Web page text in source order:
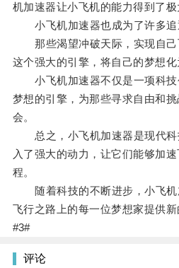
机加速器让小飞机的能力得到了极
小飞机加速器也成为了许多追
那些渴望冲破天际，实现自己
这个强大的引擎，将自己的梦想化
小飞机加速器不仅是一项科技
梦想的引擎，为那些寻求自由和
会。
总之，小飞机加速器是现代科
入了强大的动力，让它们能够加
程。
随着科技的不断进步，小飞机
飞行之路上的每一位梦想家提供新
#3#
评论